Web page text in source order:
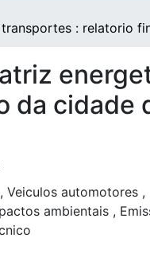
: relatorio
da cidade
, Veiculos automotores ,
ambientais ,